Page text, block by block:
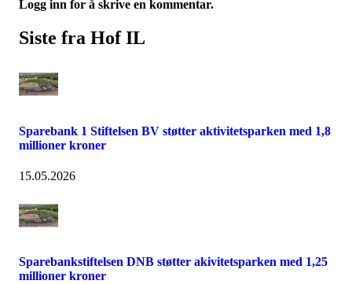
Logg inn for å skrive en kommentar.
Siste fra Hof IL
Sparebank 1 Stiftelsen BV støtter aktivitetsparken med 1,8
millioner kroner
15.05.2026
Sparebankstiftelsen DNB støtter akivitetsparken med 1,25
millioner kroner